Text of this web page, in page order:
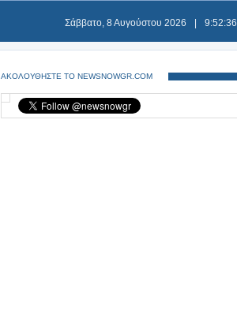
Σάββατο, 8 Αυγούστου 2026 9:52:36
ΑΚΟΛΟΥΘΗΣΤΕ ΤΟ NEWSNOWGR.COM